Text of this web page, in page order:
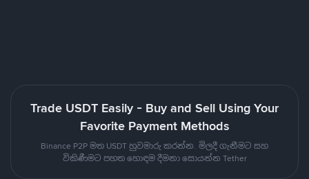
Trade USDT Easily - Buy and Sell Using Your
Favorite Payment Methods
Binance P2P මත USDT හුවමාරු කරන්න. මිලදී ගැනීමට සහ
විකිණීමට පහත හොඳම දීමනා සොයන්න Tether